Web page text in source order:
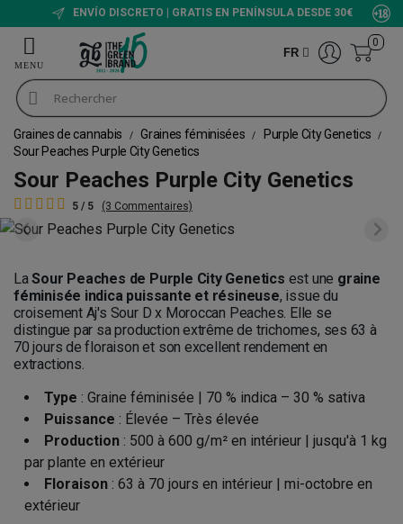
ENVÍO DISCRETO | GRATIS EN PENÍNSULA DESDE 30€
FR
0
Graines de cannabis Graines féminisées
Purple City Genetics
Sour Peaches Purple City Genetics
Sour Peaches Purple City Genetics
5 / 5 (3 Commentaires)
LaSour Peaches de Purple City Genetics est une graine
féminisée indica puissante et résineuse, issue du
croisement Aj's Sour D x Moroccan Peaches. Elle se
distingue par sa production extrême de trichomes, ses 63 à
70 jours de floraison et son excellent rendement en
extractions.
Type : Graine féminisée | 70 % indica – 30 % sativa
Puissance : Élevée – Très élevée
Production : 500 à 600 g/m² en intérieur | jusqu'à 1 kg
par plante en extérieur
Floraison : 63 à 70 jours en intérieur | mi-octobre en
extérieur